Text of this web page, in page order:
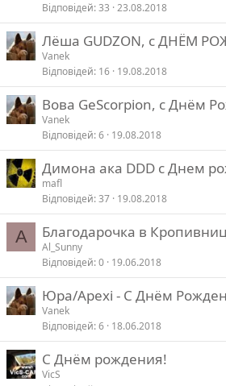
Відповідей 33 23.08.2018
Лёша GUDZON, с ДНЁМ
Vanek
Відповідей 16 19.08.2018
Вова GeScorpion, с Днём
Vanek
Відповідей 6 19.08.2018
Димона ака DDD с Днем
mafl
Відповідей 37 19.08.2018
A Благодарочка в
Al_Sunny
Відповідей 0 19.06.2018
Юра/Apexi - С Днём
Vanek
Відповідей 6 18.06.2018
С Днём рождения!
VicS